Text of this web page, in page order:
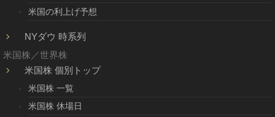
米国の利上げ予想
NYダウ 時系列
米国株／世界株
米国株 個別トップ
米国株 一覧
米国株 休場日